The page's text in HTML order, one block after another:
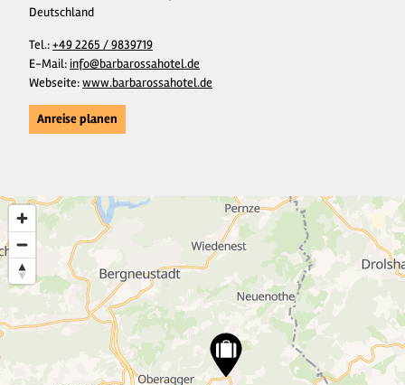
Deutschland
Tel.:+49 2265 / 9839719
E-Mail:info@barbarossahotel.de
Webseite:www.barbarossahotel.de
Anreise planen
45
14
2